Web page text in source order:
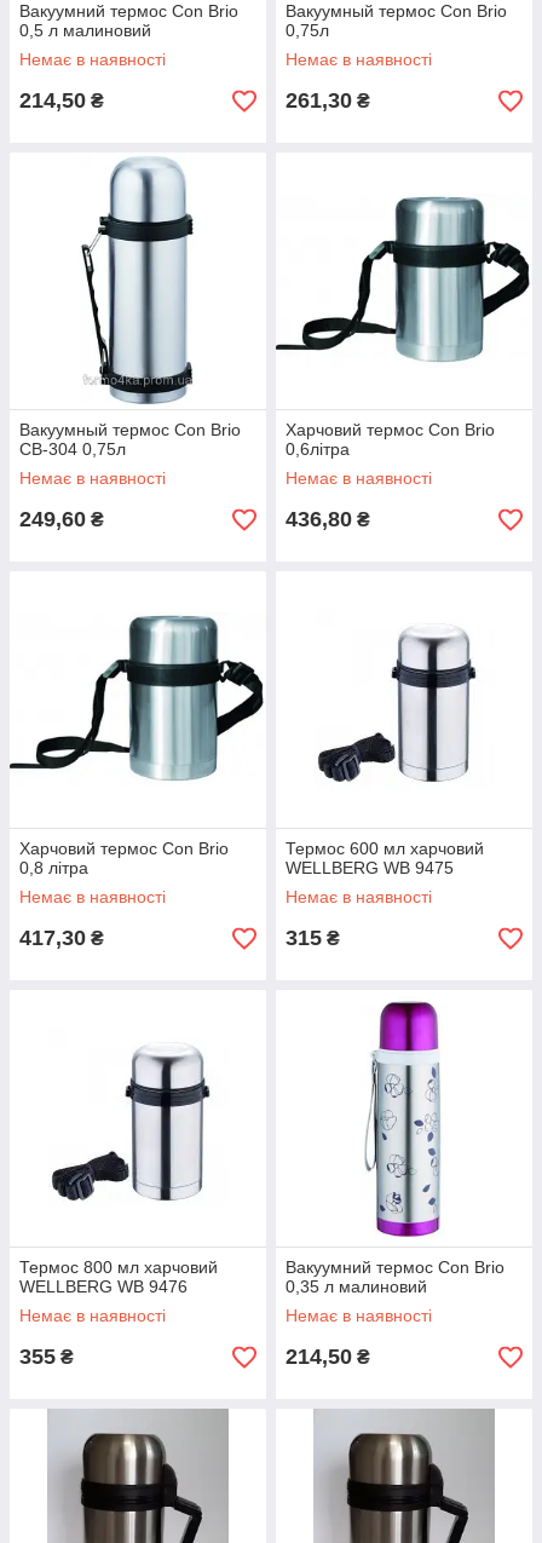
Вакуумний термос Con Brio
0,5 л малиновий
Немає в наявності
214,50 ₴
Вакуумный термос Con Brio
0,75л
Немає в наявності
261,30 ₴
Вакуумный термос Con Brio
CB-304 0,75л
Немає в наявності
249,60 ₴
Харчовий термос Con Brio
0,6літра
Немає в наявності
436,80 ₴
Харчовий термос Con Brio
0,8 літра
Немає в наявності
417,30 ₴
Термос 600 мл харчовий
WELLBERG WB 9475
Немає в наявності
315 ₴
Термос 800 мл харчовий
WELLBERG WB 9476
Немає в наявності
355 ₴
Вакуумний термос Con Brio
0,35 л малиновий
Немає в наявності
214,50 ₴